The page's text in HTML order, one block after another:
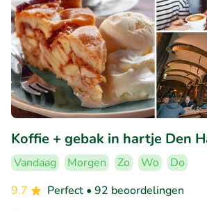
Koffie + gebak in hartje Den
Vandaag Morgen Zo Wo
Do
9.7
Perfect • 92 beoordelingen